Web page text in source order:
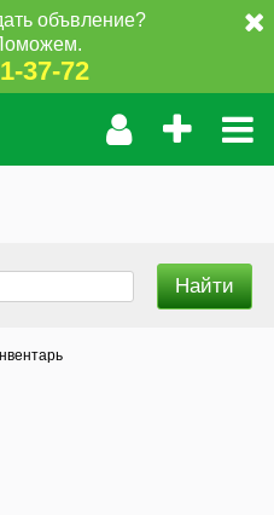
объвление?
37-72